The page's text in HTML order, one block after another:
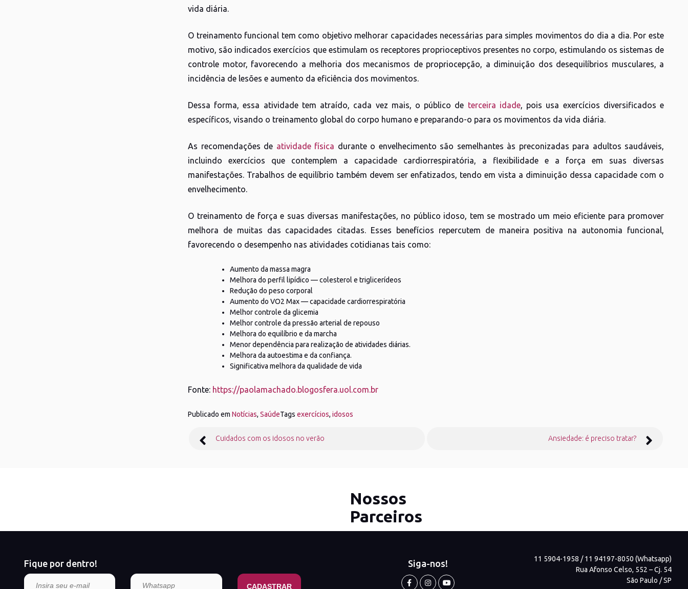
vida diária.
O treinamento funcional tem como objetivo melhorar capacidades necessárias para simples movimentos do dia a dia. Por este
motivo, são indicados exercícios que estimulam os receptores proprioceptivos presentes no corpo, estimulando os sistemas de
controle motor, favorecendo a melhoria dos mecanismos de propriocepção, a diminuição dos desequilíbrios musculares, a
incidência de lesões e aumento da eficiência dos movimentos.
Dessa forma, essa atividade tem atraído, cada vez mais, o público de terceira idade, pois usa exercícios diversificados e
específicos, visando o treinamento global do corpo humano e preparando-o para os movimentos da vida diária.
As recomendações de atividade física durante o envelhecimento são semelhantes às preconizadas para adultos saudáveis,
incluindo exercícios que contemplem a capacidade cardiorrespiratória, a flexibilidade e a força em suas diversas
manifestações. Trabalhos de equilíbrio também devem ser enfatizados, tendo em vista a diminuição dessa capacidade com o
envelhecimento.
O treinamento de força e suas diversas manifestações, no público idoso, tem se mostrado um meio eficiente para promover
melhora de muitas das capacidades citadas. Esses benefícios repercutem de maneira positiva na autonomia funcional,
favorecendo o desempenho nas atividades cotidianas tais como:
Aumento da massa magra
Melhora do perfil lipídico — colesterol e triglicerídeos
Redução do peso corporal
Aumento do VO2 Max — capacidade cardiorrespiratória
Melhor controle da glicemia
Melhor controle da pressão arterial de repouso
Melhora do equilíbrio e da marcha
Menor dependência para realização de atividades diárias.
Melhora da autoestima e da confiança.
Significativa melhora da qualidade de vida
Fonte: https://paolamachado.blogosfera.uol.com.br
Publicado em Notícias, SaúdeTags exercícios, idosos
de
Cuidados com os idosos no verão Ansiedade: é preciso tratar?
Nossos
Parceiros
Fique por dentro! Siga-nos!
11 5904-1958 / 11 94197-8050 (Whatsapp)
Rua Afonso Celso, 552 – Cj. 54
São Paulo / SP